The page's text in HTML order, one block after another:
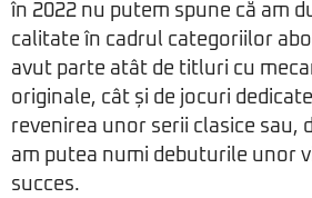
în 2022 nu putem spune că am
calitate în cadrul categoriilor
avut parte atât de titluri cu
originale, cât și de jocuri
revenirea unor serii clasice sau,
am putea numi debuturile unor
succes.